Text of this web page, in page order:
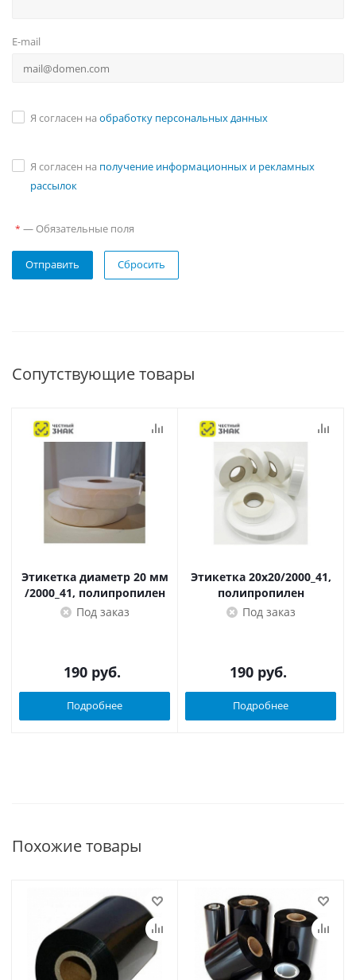
E-mail
Я согласен на обработку персональных данных
Я согласен на получение информационных и рекламных
рассылок
* — Обязательные поля
Отправить Сбросить
Сопутствующие товары
Этикетка диаметр 20 мм
/2000_41, полипропилен
Под заказ
190руб.
Подробнее
Этикетка 20х20/2000_41,
полипропилен
Под заказ
190руб.
Подробнее
Похожие товары